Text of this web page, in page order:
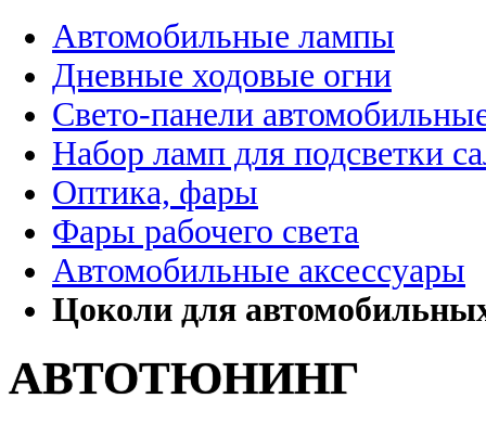
Автомобильные лампы
Дневные ходовые огни
Свето-панели
Набор ламп для подсветки
Оптика, фары
Фары рабочего света
Автомобильные аксессуары
Цоколи для
АВТОТЮНИНГ